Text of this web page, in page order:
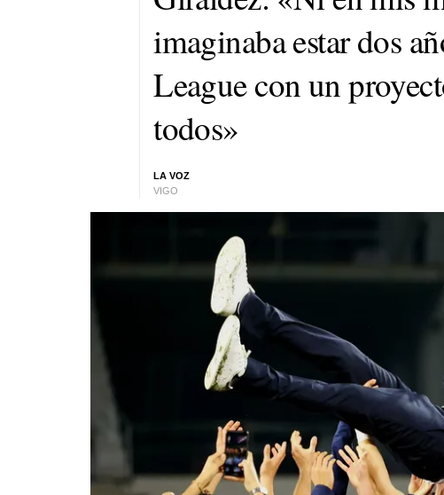
imaginaba estar dos
League con un
todos»
LA VOZ
VIGO